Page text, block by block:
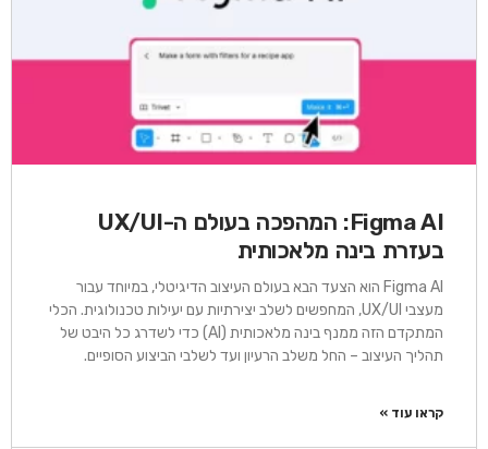
Figma AI: המהפכה בעולם ה-UX/UI
בעזרת בינה מלאכותית
Figma AI הוא הצעד הבא בעולם העיצוב הדיגיטלי, במיוחד עבור
מעצבי UX/UI, המחפשים לשלב יצירתיות עם יעילות טכנולוגית. הכלי
המתקדם הזה ממנף בינה מלאכותית (AI) כדי לשדרג כל היבט של
תהליך העיצוב – החל משלב הרעיון ועד לשלבי הביצוע הסופיים.
קראו עוד »